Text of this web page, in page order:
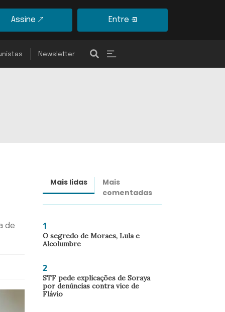
Assine Entre
Newsletter
de
Mais lidas
Mais
comentadas
1
O segredo de Moraes, Lula e
Alcolumbre
2
STF pede explicações de Soraya
por denúncias contra vice de
Flávio